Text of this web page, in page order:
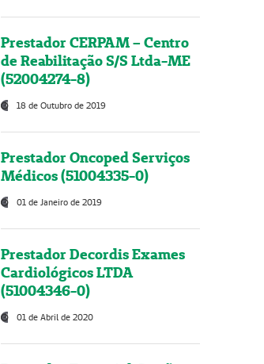
Prestador CERPAM – Centro
de Reabilitação S/S Ltda-ME
(52004274-8)
18 de Outubro de 2019
Prestador Oncoped Serviços
Médicos (51004335-0)
01 de Janeiro de 2019
Prestador Decordis Exames
Cardiológicos LTDA
(51004346-0)
01 de Abril de 2020